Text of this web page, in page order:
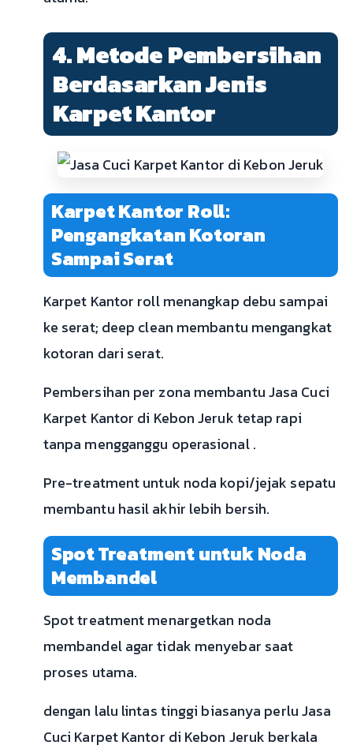
4. Metode Pembersihan
Berdasarkan Jenis
Karpet Kantor
Karpet Kantor Roll:
Pengangkatan Kotoran
Sampai Serat
Karpet Kantor roll menangkap debu sampai
ke serat; deep clean membantu mengangkat
kotoran dari serat.
Pembersihan per zona membantu Jasa Cuci
Karpet Kantor di Kebon Jeruk tetap rapi
tanpa mengganggu operasional .
Pre-treatment untuk noda kopi/jejak sepatu
membantu hasil akhir lebih bersih.
Spot Treatment untuk Noda
Membandel
Spot treatment menargetkan noda
membandel agar tidak menyebar saat
proses utama.
dengan lalu lintas tinggi biasanya perlu Jasa
Cuci Karpet Kantor di Kebon Jeruk berkala